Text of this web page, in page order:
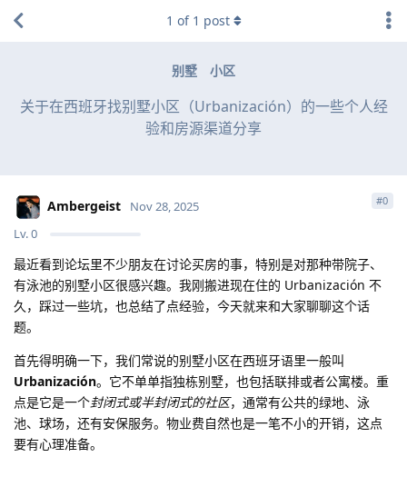
别墅 小区
关于在西班牙找别墅小区（Urbanización）的一些个人经
验和房源渠道分享
1 of 1 post
Ambergeist
Lv.0
Nov 28, 2025 #0
最近看到论坛里不少朋友在讨论买房的事，特别是对那种带院子、
有泳池的别墅小区很感兴趣。我刚搬进现在住的 Urbanización 不
久，踩过一些坑，也总结了点经验，今天就来和大家聊聊这个话
题。
首先得明确一下，我们常说的别墅小区在西班牙语里一般叫
Urbanización。它不单单指独栋别墅，也包括联排或者公寓楼。重
点是它是一个封闭式或半封闭式的社区，通常有公共的绿地、泳
池、球场，还有安保服务。物业费自然也是一笔不小的开销，这点
要有心理准备。